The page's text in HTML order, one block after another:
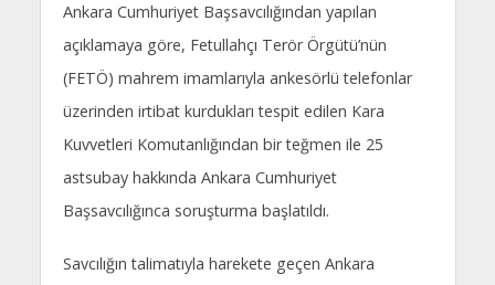
Ankara Cumhuriyet Başsavcılığından yapılan
açıklamaya göre, Fetullahçı Terör Örgütü’nün
(FETÖ) mahrem imamlarıyla ankesörlü telefonlar
üzerinden irtibat kurdukları tespit edilen Kara
Kuvvetleri Komutanlığından bir teğmen ile 25
astsubay hakkında Ankara Cumhuriyet
Başsavcılığınca soruşturma başlatıldı.
Savcılığın talimatıyla harekete geçen Ankara